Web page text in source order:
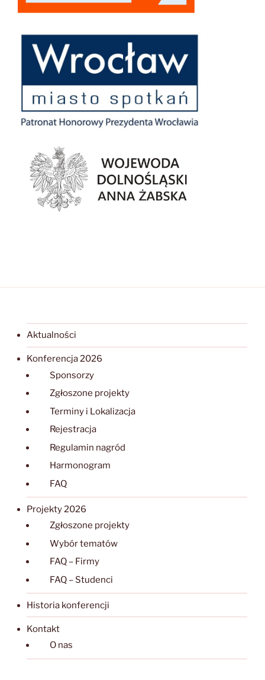
Aktualności
Konferencja 2026
Sponsorzy
Zgłoszone projekty
Terminy i Lokalizacja
Rejestracja
Regulamin nagród
Harmonogram
FAQ
Projekty 2026
Zgłoszone projekty
Wybór tematów
FAQ – Firmy
FAQ – Studenci
Historia konferencji
Kontakt
O nas